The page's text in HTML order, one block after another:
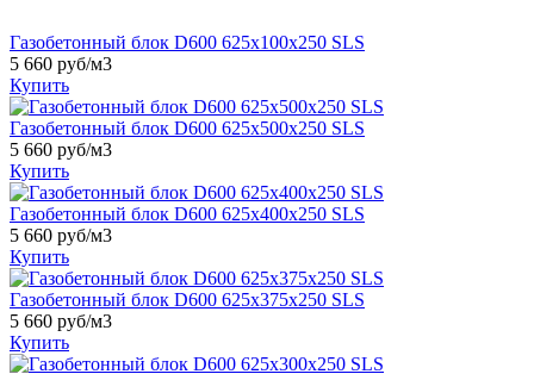
Газобетонный блок D600 625х100х250 SLS
5 660 руб/м3
Купить
Газобетонный блок D600 625х500х250 SLS
5 660 руб/м3
Купить
Газобетонный блок D600 625х400х250 SLS
5 660 руб/м3
Купить
Газобетонный блок D600 625х375х250 SLS
5 660 руб/м3
Купить